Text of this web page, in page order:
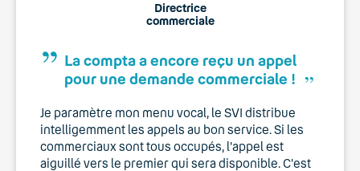
Directrice
commerciale
La compta a encore reçu un appel
pour une demande commerciale ! ,,
Je paramètre mon menu vocal, le SVI distribue
intelligemment les appels au bon service. Si les
commerciaux sont tous occupés, l'appel est
aiguillé vers le premier qui sera disponible. C'est